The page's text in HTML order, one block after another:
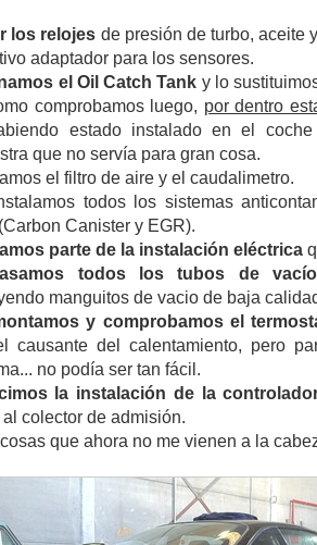
los relojes de presión de turbo, aceite
adaptador para los sensores.
el Oil Catch Tank y lo
comprobamos luego, por dentro
estado instalado en el
que no servía para gran cosa.
el filtro de aire y el caudalimetro.
todos los sistemas
Canister y EGR).
parte de la instalación eléctrica
todos los tubos de vacío
manguitos de vacio de baja
y comprobamos el
causante del calentamiento, pero
no podía ser tan fácil.
la instalación de la
colector de admisión.
que ahora no me vienen a la